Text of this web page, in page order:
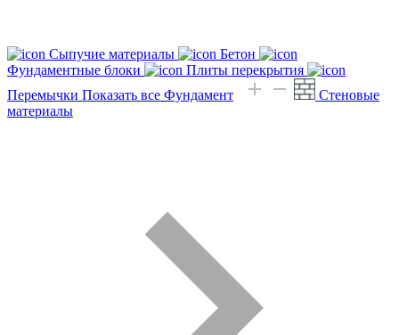
Сыпучие материалы
Бетон
Фундаментные блоки
Плиты перекрытия
Перемычки Показать все Фундамент
Стеновые
материалы